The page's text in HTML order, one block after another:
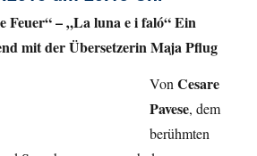
Feuer“ – „La luna e i faló“ Ein
mit der Übersetzerin Maja Pflug
VonCesare
Pavese, dem
berühmten